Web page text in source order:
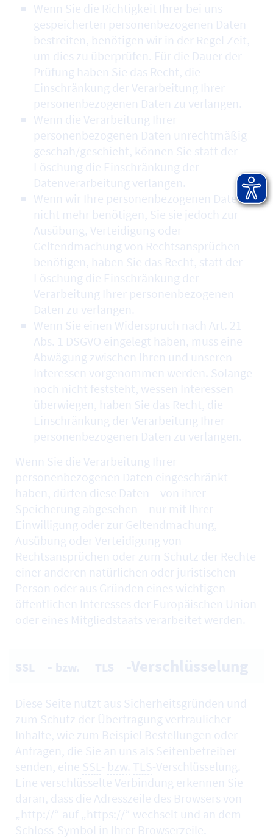
Wenn Sie die Richtigkeit Ihrer bei uns
gespeicherten personenbezogenen Daten
bestreiten, benötigen wir in der Regel Zeit,
um dies zu überprüfen. Für die Dauer der
Prüfung haben Sie das Recht, die
Einschränkung der Verarbeitung Ihrer
personenbezogenen Daten zu verlangen.
Wenn die Verarbeitung Ihrer
personenbezogenen Daten unrechtmäßig
geschah/geschieht, können Sie statt der
Löschung die Einschränkung der
Datenverarbeitung verlangen.
Wenn wir Ihre personenbezogenen Daten
nicht mehr benötigen, Sie sie jedoch zur
Ausübung, Verteidigung oder
Geltendmachung von Rechtsansprüchen
benötigen, haben Sie das Recht, statt der
Löschung die Einschränkung der
Verarbeitung Ihrer personenbezogenen
Daten zu verlangen.
Wenn Sie einen Widerspruch nach Art. 21
Abs. 1 DSGVO eingelegt haben, muss eine
Abwägung zwischen Ihren und unseren
Interessen vorgenommen werden. Solange
noch nicht feststeht, wessen Interessen
überwiegen, haben Sie das Recht, die
Einschränkung der Verarbeitung Ihrer
personenbezogenen Daten zu verlangen.
Wenn Sie die Verarbeitung Ihrer
personenbezogenen Daten eingeschränkt
haben, dürfen diese Daten – von ihrer
Speicherung abgesehen – nur mit Ihrer
Einwilligung oder zur Geltendmachung,
Ausübung oder Verteidigung von
Rechtsansprüchen oder zum Schutz der Rechte
einer anderen natürlichen oder juristischen
Person oder aus Gründen eines wichtigen
öffentlichen Interesses der Europäischen Union
oder eines Mitgliedstaats verarbeitet werden.
Diese Seite nutzt aus Sicherheitsgründen und
zum Schutz der Übertragung vertraulicher
Inhalte, wie zum Beispiel Bestellungen oder
Anfragen, die Sie an uns als Seitenbetreiber
senden, eine SSL- bzw. TLS-Verschlüsselung.
Eine verschlüsselte Verbindung erkennen Sie
daran, dass die Adresszeile des Browsers von
„http://“ auf „https://“ wechselt und an dem
Schloss-Symbol in Ihrer Browserzeile.